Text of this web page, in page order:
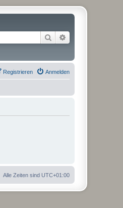
Suche
Anmelden
Registrieren
Alle Zeiten sind UTC+01:00